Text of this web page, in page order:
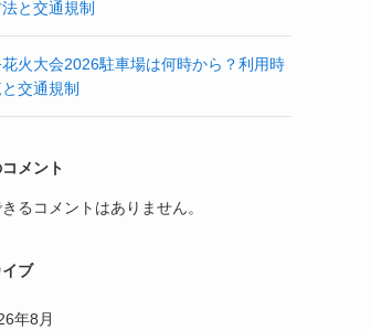
と交通規制
火大会2026駐車場は何時から？利用時
交通規制
メント
るコメントはありません。
ブ
年8月